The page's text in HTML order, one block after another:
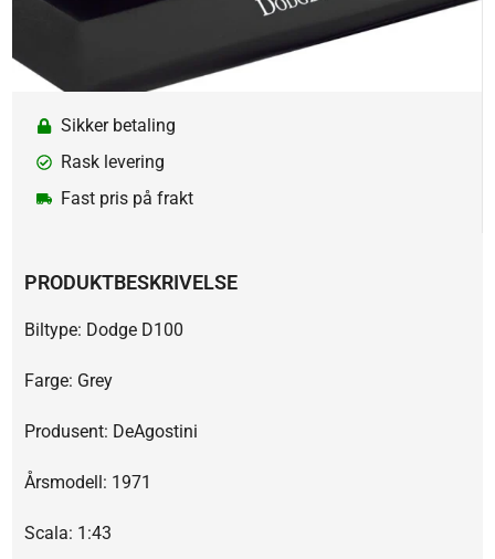
Sikker betaling
Rask levering
Fast pris på frakt
PRODUKTBESKRIVELSE
Biltype: Dodge D100
Farge: Grey
Produsent: DeAgostini
Årsmodell: 1971
Scala: 1:43